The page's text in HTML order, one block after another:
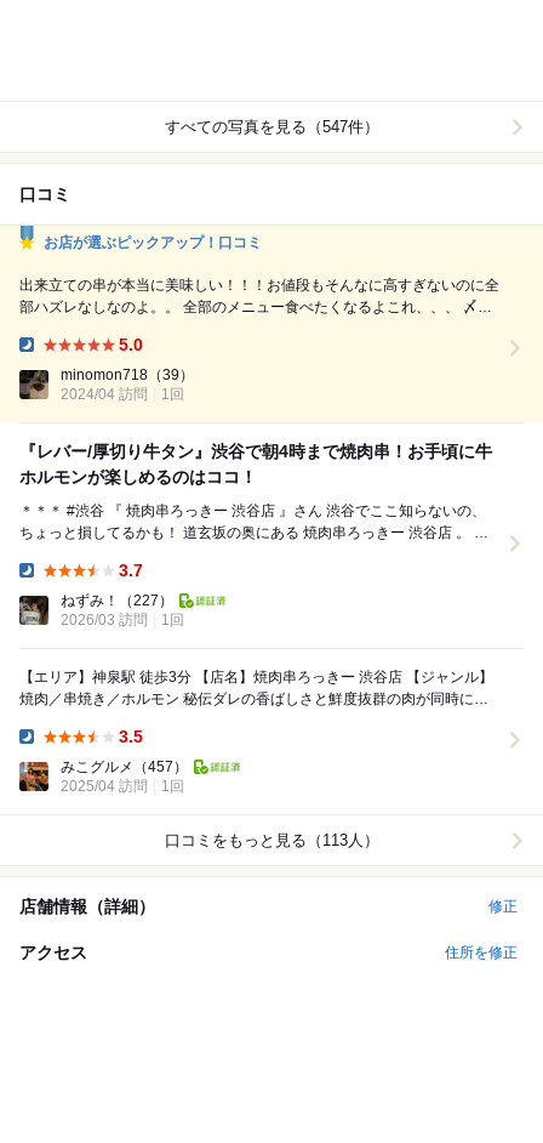
すべての写真を見る（547件）
口コミ
お店が選ぶピックアップ！口コミ
出来立ての串が本当に美味しい！！！お値段もそんなに高すぎないのに全
部ハズレなしなのよ。。 全部のメニュー食べたくなるよこれ、、、 〆も
いっちゃってかなり堪能させて貰いました、絶対また行く
5.0
minomon718 （39）
2024/04 訪問
1回
『レバー/厚切り牛タン』渋谷で朝4時まで焼肉串！お手頃に牛
ホルモンが楽しめるのはココ！
＊＊＊ #渋谷 『 焼肉串ろっきー 渋谷店 』さん 渋谷でここ知らないの、
ちょっと損してるかも！ 道玄坂の奥にある 焼肉串ろっきー 渋谷店 。 焼
3.7
ねずみ！
（227）
2026/03 訪問
1回
【エリア】神泉駅 徒歩3分 【店名】焼肉串ろっきー 渋谷店 【ジャンル】
焼肉／串焼き／ホルモン 秘伝ダレの香ばしさと鮮度抜群の肉が同時に楽
3.5
みこグルメ
（457）
2025/04 訪問
1回
口コミをもっと見る（113人）
店舗情報（詳細） 修正
アクセス 住所を修正